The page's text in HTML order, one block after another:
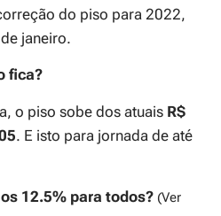
do piso para 2022,
janeiro.
fica?
o piso sobe dos atuais R$
. E isto para jornada de até
12.5% para todos? (Ver